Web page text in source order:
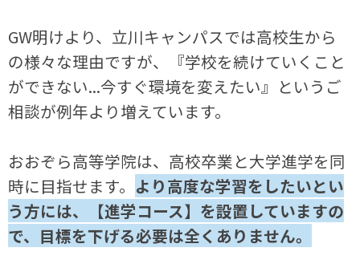
GW明けより、立川キャンパスでは高校生から
の様々な理由ですが、『学校を続けていくこと
ができない...今すぐ環境を変えたい』というご
相談が例年より増えています。
おおぞら高等学院は、高校卒業と大学進学を同
時に目指せます。 より高度な学習をしたいとい
う方には、【進学コース】を設置していますの
で、目標を下げる必要は全くありません。